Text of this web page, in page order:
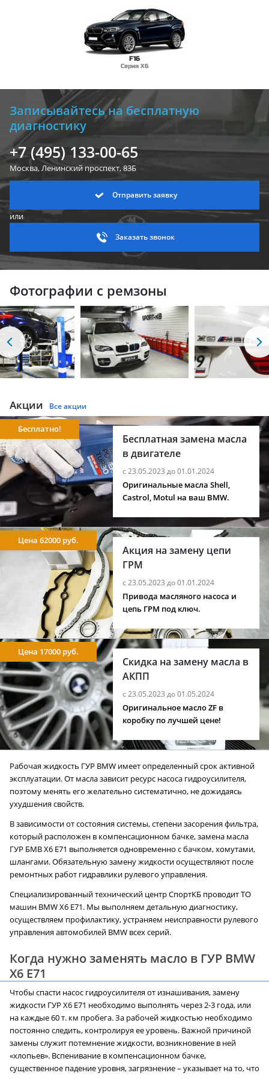
F16
Серия X6
Записывайтесь на бесплатную
диагностику
+7 (495) 133-00-65
Москва, Ленинскийпроспект, 83Б
Отправить заявку
или
Заказать звонок
Фотографии с ремзоны
Акции Все акции
Бесплатная замена масла
в двигателе
с 23.05.2023 до 01.01.2024
Бесплатно!
Оригинальные масла Shell,
Castrol, Motul на ваш BMW.
Акция на замену цепи
ГРМ
с 23.05.2023 до 01.01.2024
Цена 62000 руб.
Привода масляного насоса и
цепь ГРМ под ключ.
Скидка на замену масла в
АКПП
с 23.05.2023 до 01.05.2024
Цена 17000 руб.
Оригинальное масло ZF в
коробку по лучшей цене!
Рабочая жидкость ГУР BMW имеет определенный срок активной
эксплуатации. От масла зависит ресурс насоса гидроусилителя,
поэтому менять его желательно систематично, не дожидаясь
ухудшения свойств.
В зависимости от состояния системы, степени засорения фильтра,
который расположен в компенсационном бачке, замена масла
ГУР БМВ X6 E71 выполняется одновременно с бачком, хомутами,
шлангами. Обязательную замену жидкости осуществляют после
ремонтных работ гидравлики рулевого управления.
Специализированный технический центр СпортКБ проводит ТО
машин BMW X6 E71. Мы выполняем детальную диагностику,
осуществляем профилактику, устраняем неисправности рулевого
управления автомобилей BMW всех серий.
Когда нужно заменять масло в ГУР BMW
X6 E71
Чтобы спасти насос гидроусилителя от изнашивания, замену
жидкости ГУР X6 E71 необходимо выполнять через 2-3 года, или
на каждые 60 т. км пробега. За рабочей жидкостью необходимо
постоянно следить, контролируя ее уровень. Важной причиной
замены служит потемнение жидкости, возникновение в ней
«хлопьев». Вспенивание в компенсационном бачке,
существенное падение уровня, загрязнение – указывает на то, что